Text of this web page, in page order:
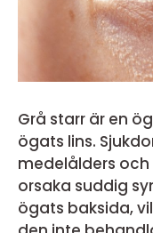
Grå starr är en
ögats lins.
medelålders
orsaka suddig
ögats baksida,